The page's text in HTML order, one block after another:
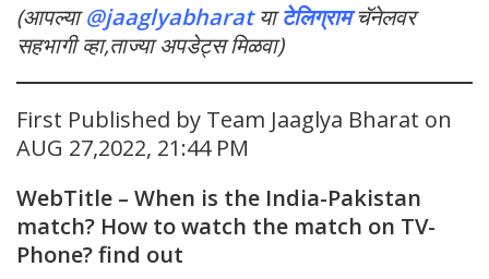
(आपल्या@jaaglyabharat याटेलिग्राम चॅनेलवर
सहभागी व्हा,ताज्या अपडेट्स मिळवा)
First Published by Team Jaaglya Bharat on
AUG 27,2022, 21:44 PM
WebTitle – When is the India-Pakistan
match? How to watch the match on TV-
Phone? find out